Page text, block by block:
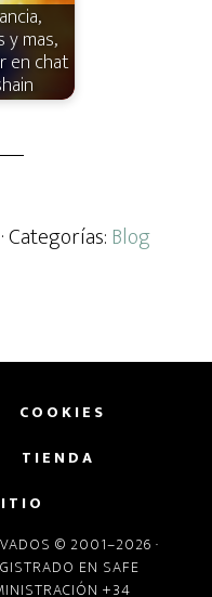
y mas,
en chat
· Categorías: Blog
COOKIES
TIENDA
© 2001–2026 ·
EN SAFE
+34